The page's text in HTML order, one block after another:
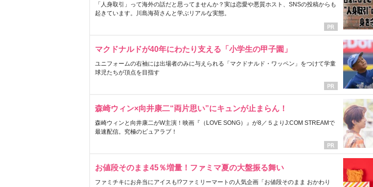
「人身取引」って海外の話だと思ってませんか？実は恋愛や悪質ホスト、SNSの投稿からも
起きています。川島海荷さんと学ぶリアルな実態。
マクドナルドが40年にわたり支える「小学生の甲子園」
ユニフォームの右袖には出場者のみに与えられる「マクドナルド・ワッペン」をつけて学童
球児たちが頂点を目指す
森崎ウィン×向井康二“両片思い”にキュンが止まらん！
森崎ウィンと向井康二がW主演！映画『（LOVE SONG）』が8／５よりJ:COM STREAMで
最速配信。究極のピュアラブ！
お値段そのまま45％増量！ファミマ夏の大盤振る舞い
ファミチキにお弁当にアイスも!?ファミリーマートの人気企画「お値段そのまま おかわり